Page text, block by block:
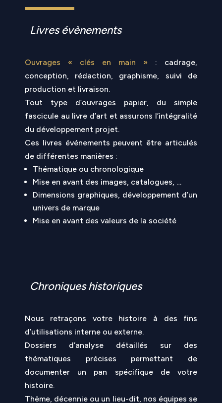
Livres évènements
Ouvrages « clés en main » : cadrage,
conception, rédaction, graphisme, suivi de
production et livraison.
Tout type d’ouvrages papier, du simple
fascicule au livre d’art et assurons l’intégralité
du développement projet.
Ces livres événements peuvent être articulés
de différentes manières :
Thématique ou chronologique
Mise en avant des images, catalogues, …
Dimensions graphiques, développement d’un
univers de marque
Mise en avant des valeurs de la société
Chroniques historiques
Nous retraçons votre histoire à des fins
d’utilisations interne ou externe.
Dossiers d’analyse détaillés sur des
thématiques précises permettant de
documenter un pan spécifique de votre
histoire.
Thème, décennie ou un lieu-dit, nos équipes se